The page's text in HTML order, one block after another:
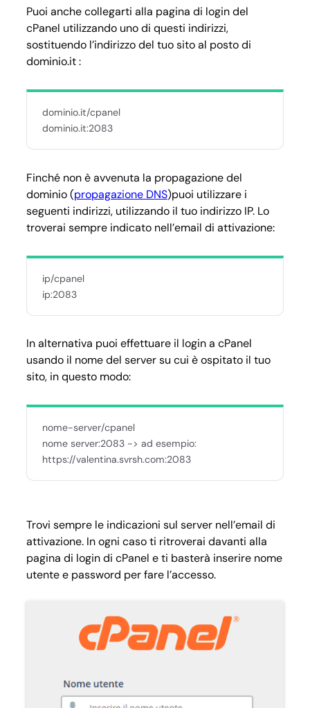
Puoi anche collegarti alla pagina di login del
cPanel utilizzando uno di questi indirizzi,
sostituendo l’indirizzo del tuo sito al posto di
dominio.it :
dominio.it/cpanel
dominio.it:2083
Finché non è avvenuta la propagazione del
dominio (propagazione DNS)puoi utilizzare i
seguenti indirizzi, utilizzando il tuo indirizzo IP. Lo
troverai sempre indicato nell’email di attivazione:
ip/cpanel
ip:2083
In alternativa puoi effettuare il login a cPanel
usando il nome del server su cui è ospitato il tuo
sito, in questo modo:
nome-server/cpanel
nome server:2083 -> ad esempio:
https://valentina.svrsh.com:2083
Trovi sempre le indicazioni sul server nell’email di
attivazione. In ogni caso ti ritroverai davanti alla
pagina di login di cPanel e ti basterà inserire nome
utente e password per fare l’accesso.